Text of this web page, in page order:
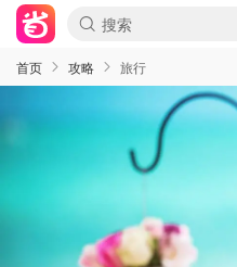
首页 攻略 旅行